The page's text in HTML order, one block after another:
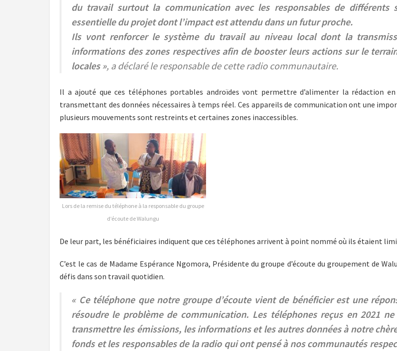
du travail surtout la communication avec les responsables de
essentielle du projet dont l’impact est attendu dans un futur proche.
Ils vont renforcer le système du travail au niveau local dont la
informations des zones respectives afin de booster leurs actions sur le
locales », a déclaré le responsable de cette radio communautaire.
Il a ajouté que ces téléphones portables androïdes vont permettre d’alimenter la rédaction
transmettant des données nécessaires à temps réel. Ces appareils de communication ont une
plusieurs mouvements sont restreints et certaines zones inaccessibles.
Lors de la remise du téléphone à la responsable du groupe
d’écoute de Walungu
De leur part, les bénéficiaires indiquent que ces téléphones arrivent à point nommé où ils étaient
C’est le cas de Madame Espérance Ngomora, Présidente du groupe d’écoute du groupement de
défis dans son travail quotidien.
« Ce téléphone que notre groupe d’écoute vient de bénéficier est une
résoudre le problème de communication. Les téléphones reçus en 2021
transmettre les émissions, les informations et les autres données à notre
fonds et les responsables de la radio qui ont pensé à nos communautés